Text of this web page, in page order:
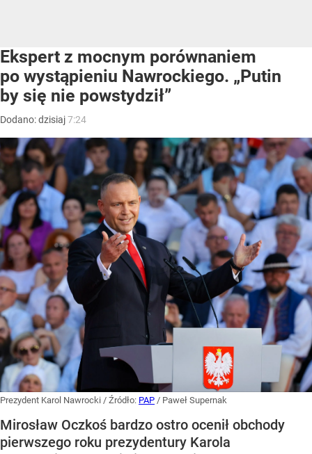
Ekspert z mocnym porównaniem
po wystąpieniu Nawrockiego. „Putin
by się nie powstydził”
Dodano:dzisiaj7:24
Prezydent Karol Nawrocki / Źródło: PAP / Paweł Supernak
Mirosław Oczkoś bardzo ostro ocenił obchody
pierwszego roku prezydentury Karola